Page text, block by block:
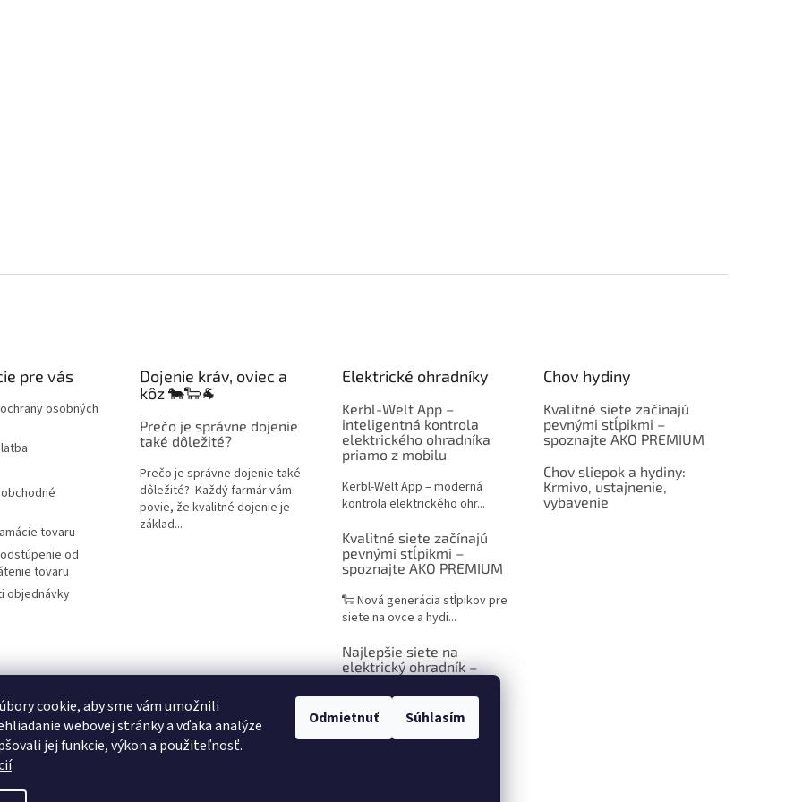
cookie, aby sme vám umožnili
webovej stránky a vďaka analýze
jej funkcie, výkon a použiteľnosť.
Odmietnuť Súhlasím
pre vás
osobných
tovaru
od
tovaru
objednávky
Dojenie kráv, oviec a
kôz 🐄🐑🐐
Prečo je správne dojenie
také dôležité?
Prečo je správne dojenie také
dôležité? Každý farmár vám
povie, že kvalitné dojenie je
základ...
Elektrické ohradníky
Kerbl-Welt App –
inteligentná kontrola
elektrického ohradníka
priamo z mobilu
Kerbl-Welt App – moderná
kontrola elektrického ohr...
Kvalitné siete začínajú
pevnými stĺpikmi –
spoznajte AKO PREMIUM
🐑 Nová generácia stĺpikov pre
siete na ovce a hydi...
Najlepšie siete na
elektrický ohradník –
praktický sprievodca pre
chovateľov
Chov hydiny
Kvalitné siete začínajú
pevnými stĺpikmi –
spoznajte AKO PREMIUM
Chov sliepok a hydiny:
Krmivo, ustajnenie,
vybavenie